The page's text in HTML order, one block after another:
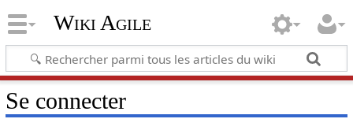
Wiki Agile
Se connecter